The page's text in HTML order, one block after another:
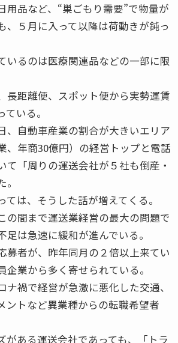
用品など、“巣ごもり需要”で物量が
、５月に入って以降は荷動きが鈍っ
いるのは医療関連品などの一部に限
長距離便、スポット便から実勢運賃
いる。
、自動車産業の割合が大きいエリア
、年商30億円）の経営トップと電話
て「周りの運送会社が５社も倒産・
は、そうした話が増えてくる。
の間まで運送業経営の最大の問題で
足は急速に緩和が進んでいる。
募者が、昨年同月の２倍以上来てい
企業から多く寄せられている。
禍で経営が急激に悪化した交通、
ントなど異業種からの転職希望者
がある運送会社であっても、「トラ